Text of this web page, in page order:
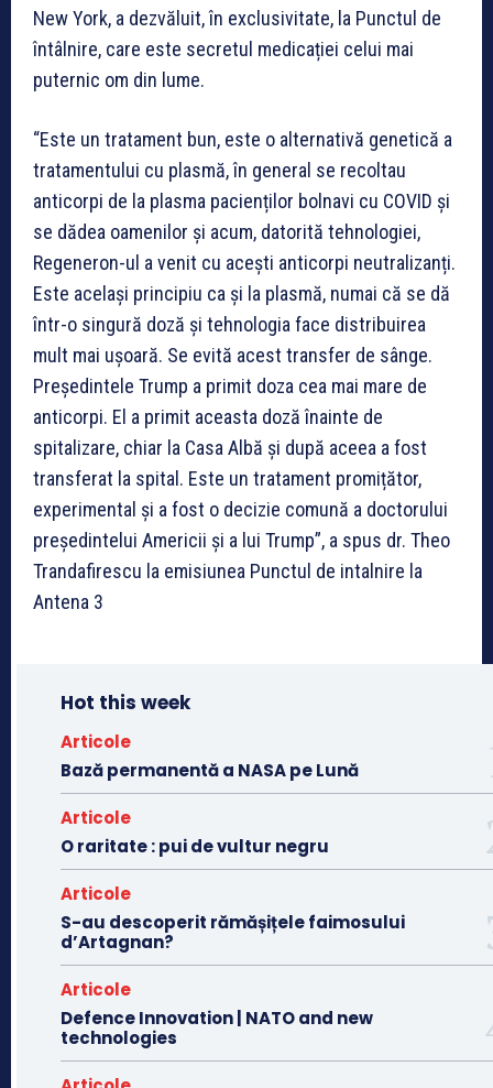
New York, a dezvăluit, în exclusivitate, la Punctul de
întâlnire, care este secretul medicației celui mai
puternic om din lume.
“Este un tratament bun, este o alternativă genetică a
tratamentului cu plasmă, în general se recoltau
anticorpi de la plasma pacienților bolnavi cu COVID și
se dădea oamenilor și acum, datorită tehnologiei,
Regeneron-ul a venit cu acești anticorpi neutralizanți.
Este același principiu ca și la plasmă, numai că se dă
într-o singură doză și tehnologia face distribuirea
mult mai ușoară. Se evită acest transfer de sânge.
Președintele Trump a primit doza cea mai mare de
anticorpi. El a primit aceasta doză înainte de
spitalizare, chiar la Casa Albă și după aceea a fost
transferat la spital. Este un tratament promițător,
experimental și a fost o decizie comună a doctorului
președintelui Americii și a lui Trump”, a spus dr. Theo
Trandafirescu la emisiunea Punctul de intalnire la
Antena 3
Hot this week
Articole
Bază permanentă a NASA pe Lună
Articole
O raritate : pui de vultur negru
Articole
S-au descoperit rămășițele faimosului
d’Artagnan?
Articole
Defence Innovation | NATO and new
technologies